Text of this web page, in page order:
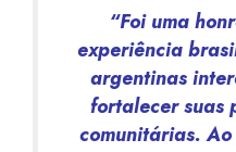
“Foi uma
experiência
argentinas
fortalecer suas
comunitárias.